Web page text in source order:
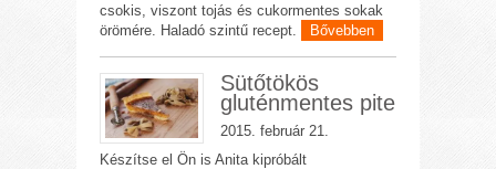
csokis, viszont tojás és cukormentes sokak
örömére. Haladó szintű recept.
Bővebben
Sütőtökös
gluténmentes pite
2015. február 21.
Készítse el Ön is Anita kipróbált